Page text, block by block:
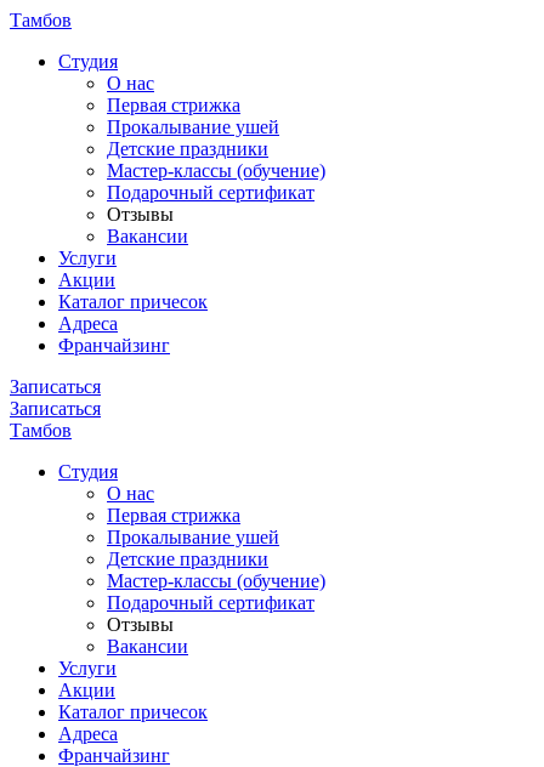
Тамбов
Cтудия
О нас
Первая стрижка
Прокалывание ушей
Детские праздники
Мастер-классы (обучение)
Подарочный сертификат
Отзывы
Вакансии
Услуги
Акции
Каталог причесок
Адреса
Франчайзинг
Записаться
Записаться
Тамбов
Cтудия
О нас
Первая стрижка
Прокалывание ушей
Детские праздники
Мастер-классы (обучение)
Подарочный сертификат
Отзывы
Вакансии
Услуги
Акции
Каталог причесок
Адреса
Франчайзинг